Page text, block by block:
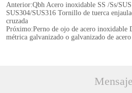
Anterior:Qbh Acero inoxidable SS /Ss/
SUS304/SUS316 Tornillo de tuerca
cruzada
Próximo:Perno de ojo de acero inoxidable
métrica galvanizado o galvanizado de
Mensaje